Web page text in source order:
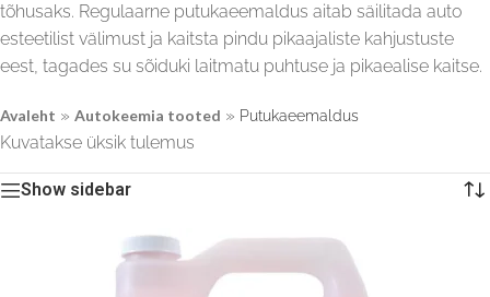
tõhusaks. Regulaarne putukaeemaldus aitab säilitada auto
esteetilist välimust ja kaitsta pindu pikaajaliste kahjustuste
eest, tagades su sõiduki laitmatu puhtuse ja pikaealise kaitse.
Avaleht » Autokeemia tooted » Putukaeemaldus
Kuvatakse üksik tulemus
Show sidebar